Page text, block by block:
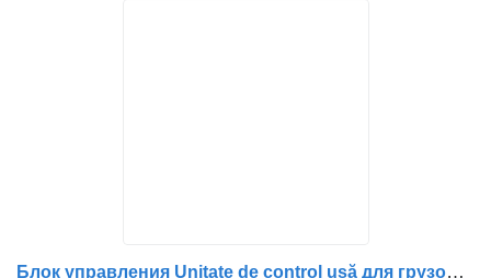
Блок управления Unitate de control ușă для грузовика Mercedes-Benz (Cod produs: A9604460832 / A9604460632 / A9604460532 / A9604460432)